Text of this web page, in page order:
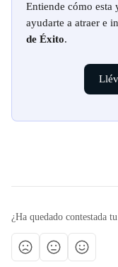
Entiende cómo esta
ayudarte a atraer e
de Éxito.
¿Ha quedado contestada